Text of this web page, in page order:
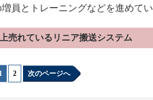
員とトレーニングなどを進めてい
売れているリニア搬送システム
1 2 次のページへ